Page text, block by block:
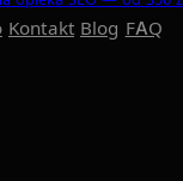
Kontakt Blog FAQ